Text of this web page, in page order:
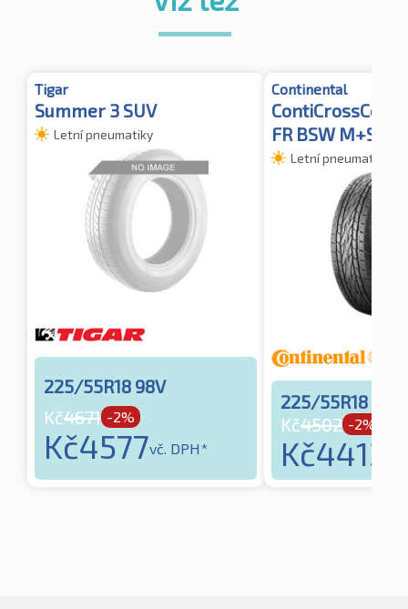
Tigar
Summer 3 SUV
Letní pneumatiky
225/55R18 98V
Kč4671 -2%
Kč4577vč. DPH*
Continental
FR BSW M+S
Letní pneumatiky
225/55R18 98V
Kč4502 -2%
Kč4413